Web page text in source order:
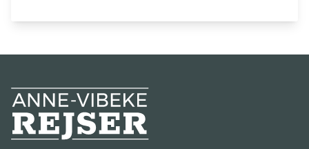
Anne-Vibeke Rejser